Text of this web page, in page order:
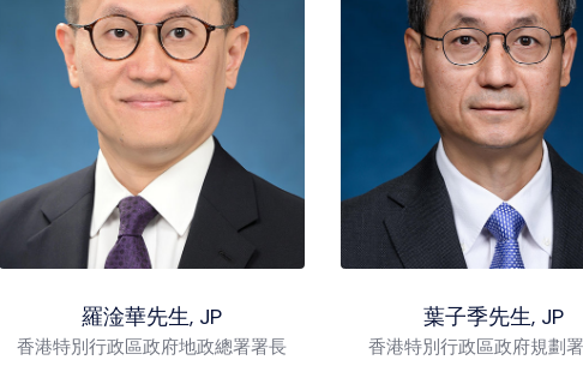
羅淦華先生, JP
香港特別行政區政府地政總署署長
葉子季先生, JP
香港特別行政區政府規劃